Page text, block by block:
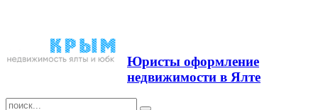
Юристы оформление
недвижимости в Ялте